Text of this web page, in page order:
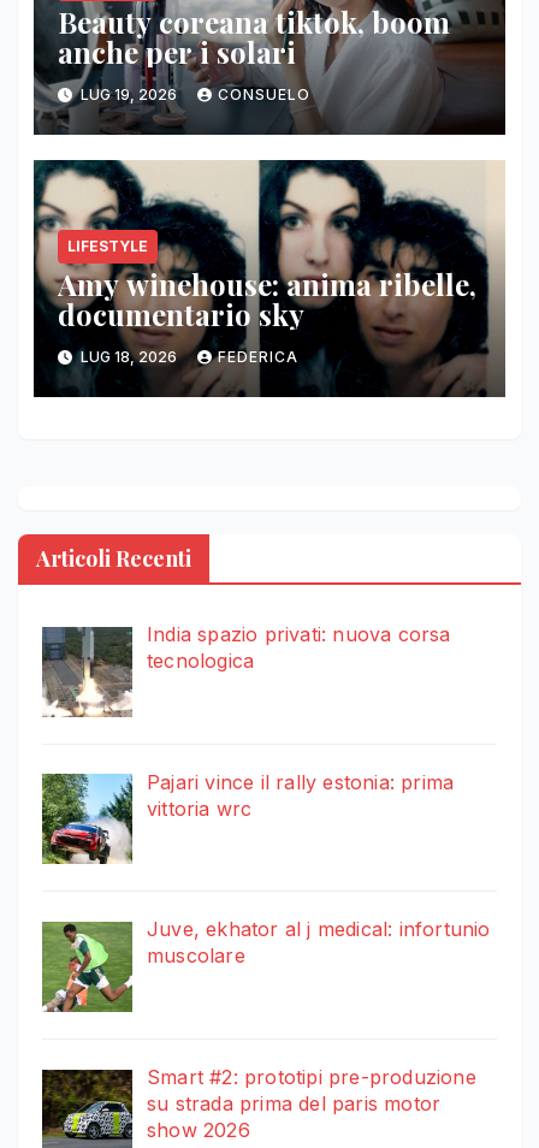
Beauty coreana tiktok, boom
anche per i solari
LUG 19, 2026 CONSUELO
LIFESTYLE
Amy winehouse: anima ribelle,
documentario sky
LUG 18, 2026 FEDERICA
Articoli Recenti
India spazio privati: nuova corsa
tecnologica
Pajari vince il rally estonia: prima
vittoria wrc
Juve, ekhator al j medical: infortunio
muscolare
Smart #2: prototipi pre-produzione
su strada prima del paris motor
show 2026